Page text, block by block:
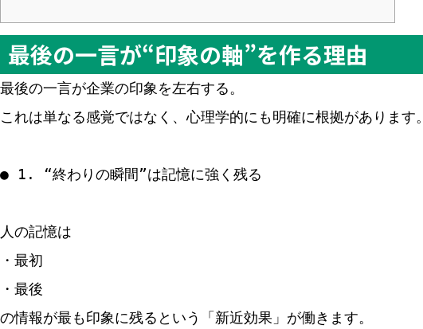
最後の一言が“印象の軸”を作る理由
最後の一言が企業の印象を左右する。
これは単なる感覚ではなく、心理学的にも明確に根拠があります。
● 1. “終わりの瞬間”は記憶に強く残る
人の記憶は
・最初
・最後
の情報が最も印象に残るという「新近効果」が働きます。